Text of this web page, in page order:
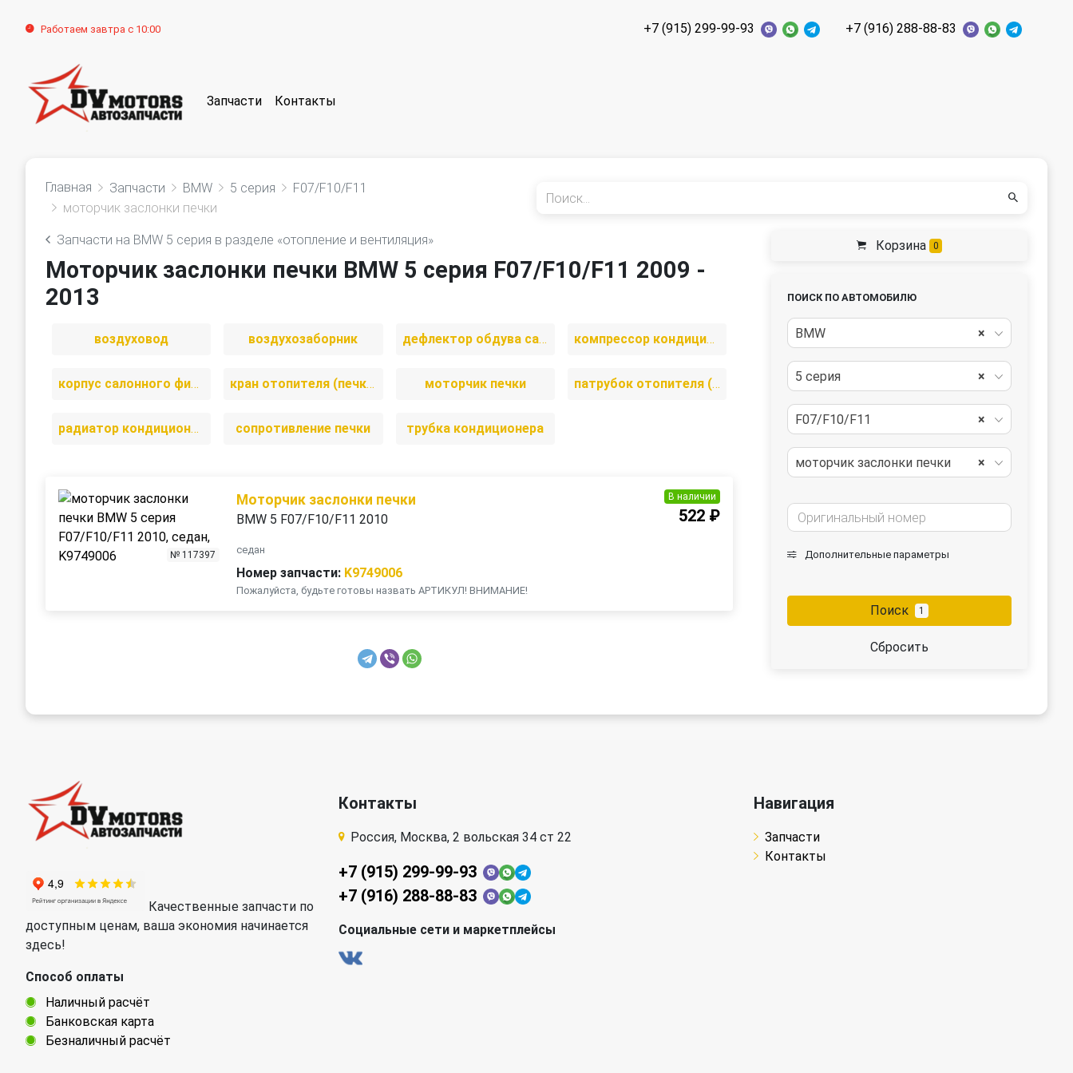
Работаем завтра с 10:00 +7 (915) 299-99-93 +7 (916) 288-88-83
Запчасти Контакты
Главная Запчасти BMW 5 серия
F07/F10/F11
моторчик заслонки печки
Запчасти на BMW 5 серия в разделе «отопление и вентиляция»
Моторчик заслонки печки BMW 5 серия F07/F10/F11 2009 -
2013
воздуховод воздухозаборник дефлектор обдува салона компрессор кондиционера
корпус салонного фильтра кран отопителя (печки) моторчик печки патрубок отопителя (печки)
радиатор кондиционера сопротивление печки трубка кондиционера
№ 117397
Моторчик заслонки печки
BMW 5 F07/F10/F11 2010
седан
Номер запчасти: K9749006
Пожалуйста, будьте готовы назвать АРТИКУЛ! ВНИМАНИЕ!
В наличии
522 ₽
Корзина 0
ПОИСК ПО АВТОМОБИЛЮ
×
BMW
×
5 серия
×
F07/F10/F11
×
моторчик заслонки печки
Дополнительные параметры
Поиск 1
Сбросить
Качественные запчасти по
доступным ценам, ваша экономия начинается
здесь!
Способ оплаты
Наличный расчёт
Банковская карта
Безналичный расчёт
Контакты
Россия, Москва, 2 вольская 34 ст 22
+7 (915) 299-99-93
+7 (916) 288-88-83
Социальные сети и маркетплейсы
Навигация
Запчасти
Контакты